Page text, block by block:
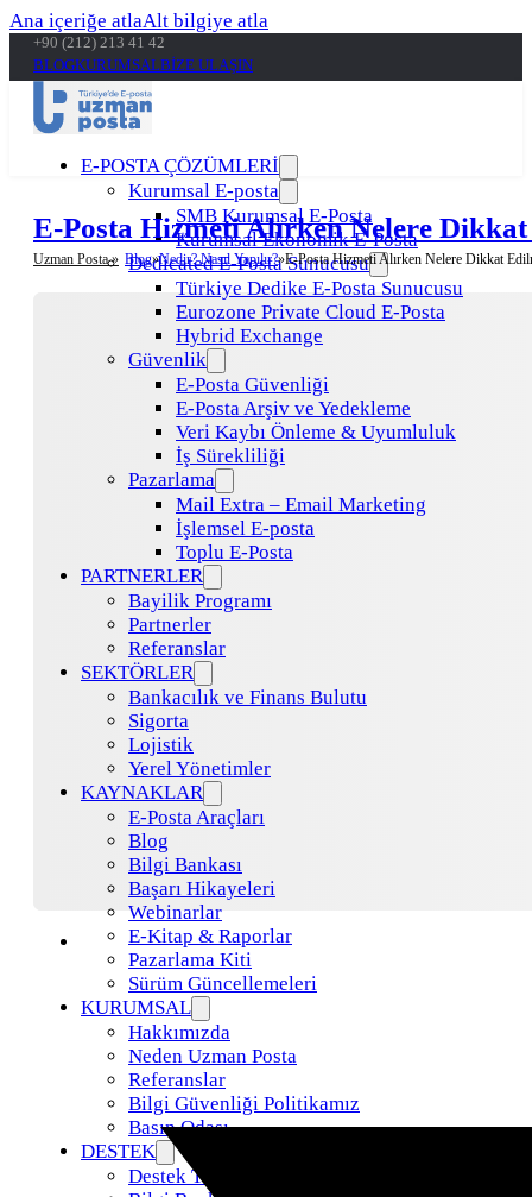
Ana içeriğe atlaAlt bilgiye atla
+90 (212) 213 41 42
BLOGKURUMSALBİZE ULAŞIN
E-POSTA ÇÖZÜMLERİ
Kurumsal E-posta
SMB Kurumsal E-Posta
Kurumsal Ekonomik E-Posta
Dedicated E-Posta Sunucusu
Türkiye Dedike E-Posta Sunucusu
Eurozone Private Cloud E-Posta
Hybrid Exchange
Güvenlik
E-Posta Güvenliği
E-Posta Arşiv ve Yedekleme
Veri Kaybı Önleme & Uyumluluk
İş Sürekliliği
Pazarlama
Mail Extra – Email Marketing
İşlemsel E-posta
Toplu E-Posta
PARTNERLER
Bayilik Programı
Partnerler
Referanslar
SEKTÖRLER
Bankacılık ve Finans Bulutu
Sigorta
Lojistik
Yerel Yönetimler
KAYNAKLAR
E-Posta Araçları
Blog
Bilgi Bankası
Başarı Hikayeleri
Webinarlar
E-Kitap & Raporlar
Pazarlama Kiti
Sürüm Güncellemeleri
KURUMSAL
Hakkımızda
Neden Uzman Posta
Referanslar
Bilgi Güvenliği Politikamız
Basın Odası
DESTEK
Destek Talebi
E-Posta Hizmeti Alırken Nelere
Uzman Posta » Blog Nedir? Nasıl Yapılır? E-Posta Hizmeti Alırken Nelere Dikkat